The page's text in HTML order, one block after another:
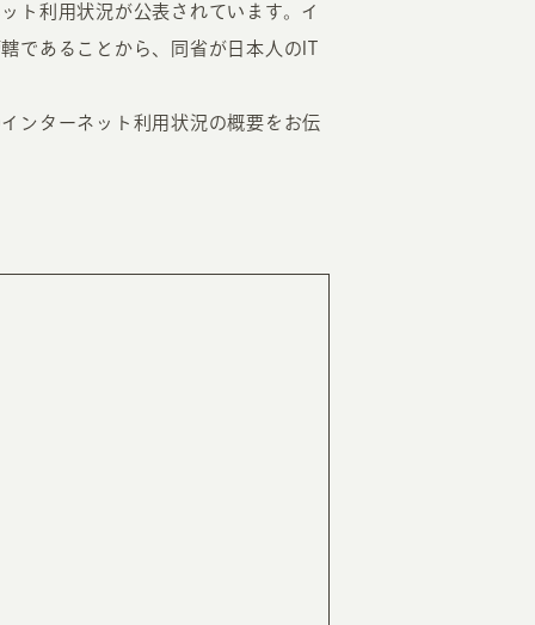
ト利用状況が公表されています。イ
であることから、同省が日本人のIT
ンターネット利用状況の概要をお伝